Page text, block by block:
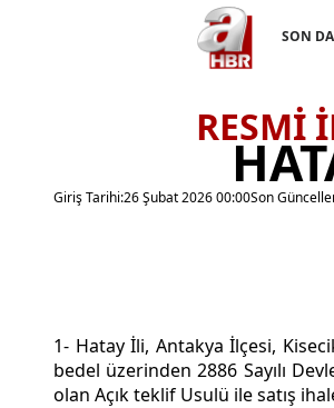
SON
RESMİ
Giriş Tarihi:26 Şubat 2026 00:00Son
1- Hatay İli, Antakya İlçesi,
bedel üzerinden 2886 Sayılı
olan Açık teklif Usulü ile satış